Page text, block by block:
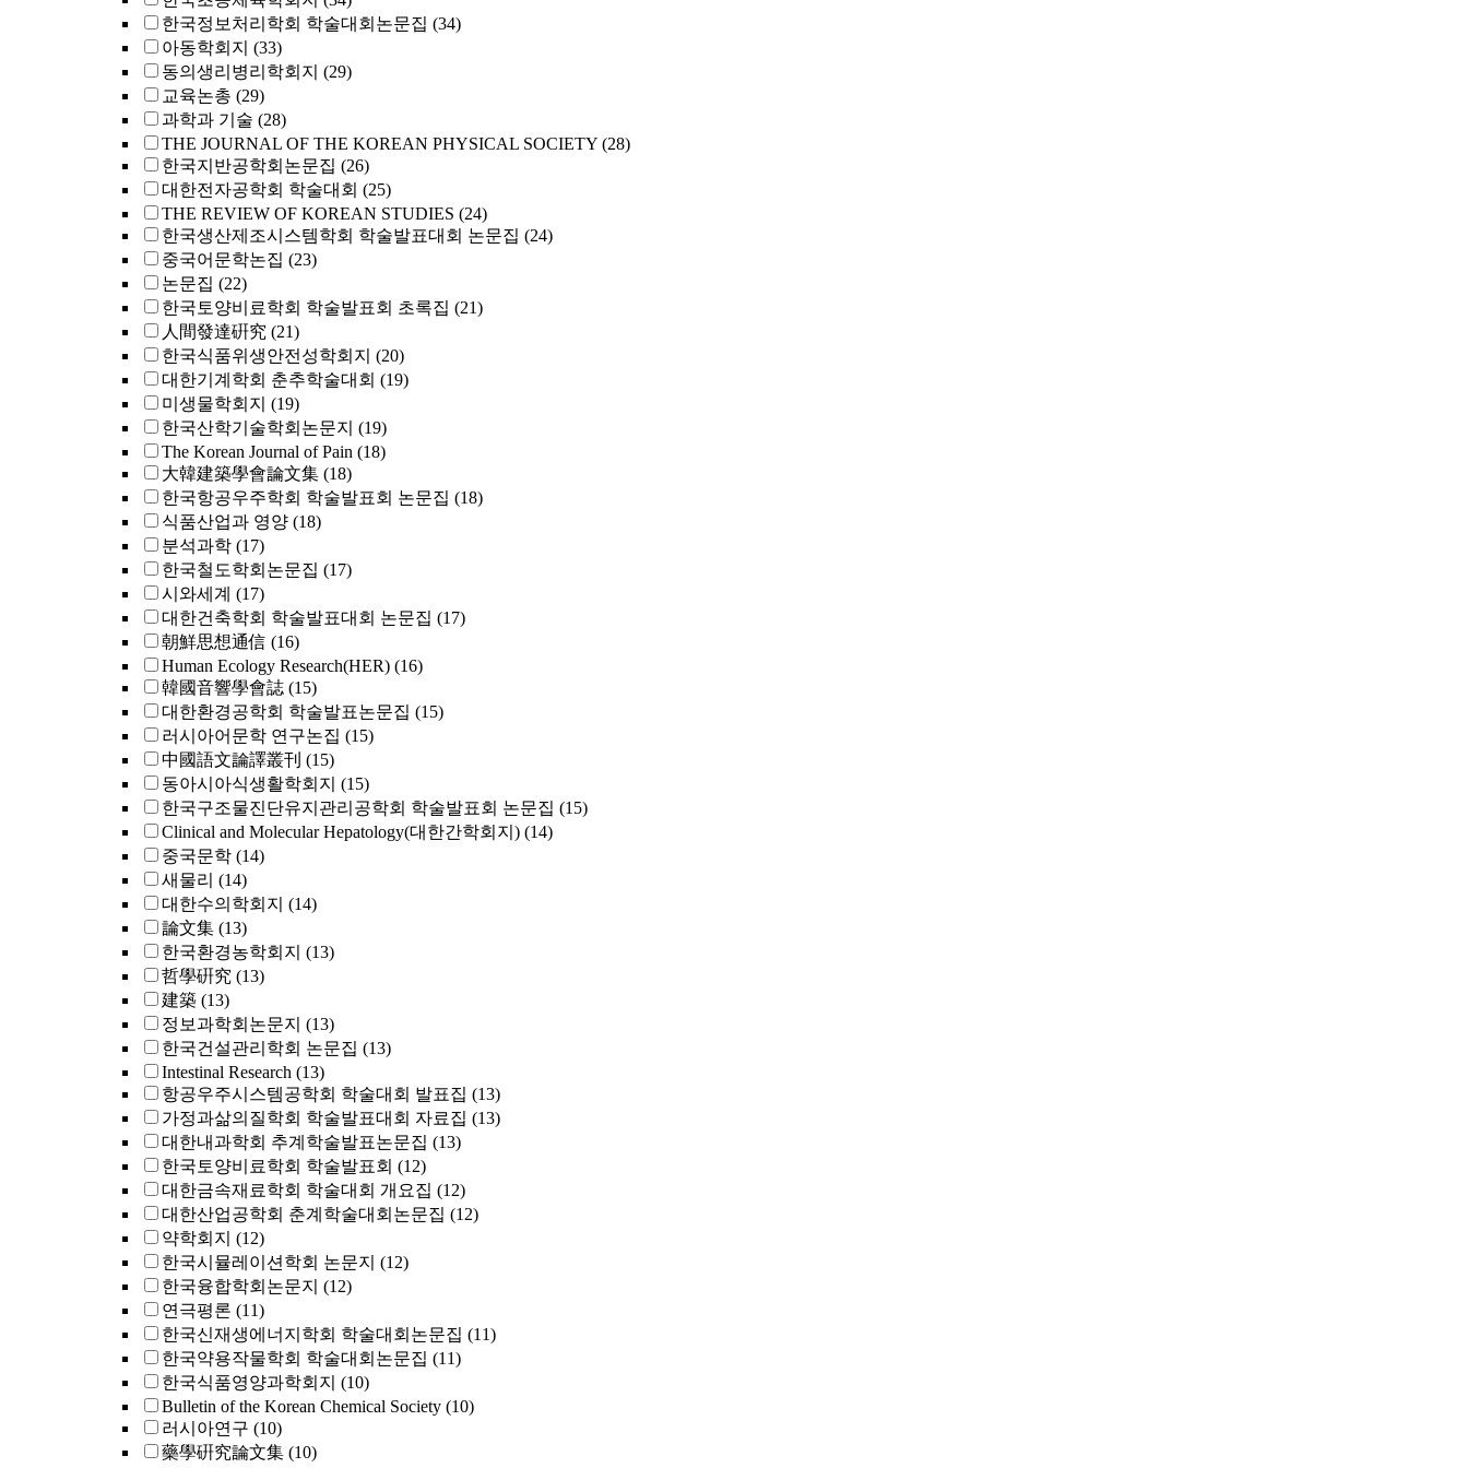
한국정보처리학회 학술대회논문집 (34)
아동학회지 (33)
동의생리병리학회지 (29)
교육논총 (29)
과학과 기술 (28)
THE JOURNAL OF THE KOREAN PHYSICAL SOCIETY (28)
한국지반공학회논문집 (26)
대한전자공학회 학술대회 (25)
THE REVIEW OF KOREAN STUDIES (24)
한국생산제조시스템학회 학술발표대회 논문집 (24)
중국어문학논집 (23)
논문집 (22)
한국토양비료학회 학술발표회 초록집 (21)
人間發達硏究 (21)
한국식품위생안전성학회지 (20)
대한기계학회 춘추학술대회 (19)
미생물학회지 (19)
한국산학기술학회논문지 (19)
The Korean Journal of Pain (18)
大韓建築學會論文集 (18)
한국항공우주학회 학술발표회 논문집 (18)
식품산업과 영양 (18)
분석과학 (17)
한국철도학회논문집 (17)
시와세계 (17)
대한건축학회 학술발표대회 논문집 (17)
朝鮮思想通信 (16)
Human Ecology Research(HER) (16)
韓國音響學會誌 (15)
대한환경공학회 학술발표논문집 (15)
러시아어문학 연구논집 (15)
中國語文論譯叢刊 (15)
동아시아식생활학회지 (15)
한국구조물진단유지관리공학회 학술발표회 논문집 (15)
Clinical and Molecular Hepatology(대한간학회지) (14)
중국문학 (14)
새물리 (14)
대한수의학회지 (14)
論文集 (13)
한국환경농학회지 (13)
哲學硏究 (13)
建築 (13)
정보과학회논문지 (13)
한국건설관리학회 논문집 (13)
Intestinal Research (13)
항공우주시스템공학회 학술대회 발표집 (13)
가정과삶의질학회 학술발표대회 자료집 (13)
대한내과학회 추계학술발표논문집 (13)
한국토양비료학회 학술발표회 (12)
대한금속재료학회 학술대회 개요집 (12)
대한산업공학회 춘계학술대회논문집 (12)
약학회지 (12)
한국시뮬레이션학회 논문지 (12)
한국융합학회논문지 (12)
연극평론 (11)
한국신재생에너지학회 학술대회논문집 (11)
한국약용작물학회 학술대회논문집 (11)
한국식품영양과학회지 (10)
Bulletin of the Korean Chemical Society (10)
러시아연구 (10)
藥學硏究論文集 (10)